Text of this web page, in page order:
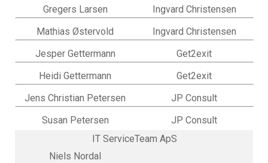
Gregers Larsen
Ingvard Christensen
Mathias Østervold
Ingvard Christensen
Jesper Gettermann
Get2exit
Heidi Gettermann
Get2exit
Jens Christian Petersen
JP Consult
Susan Petersen
JP Consult
IT ServiceTeam ApS
Niels Nordal